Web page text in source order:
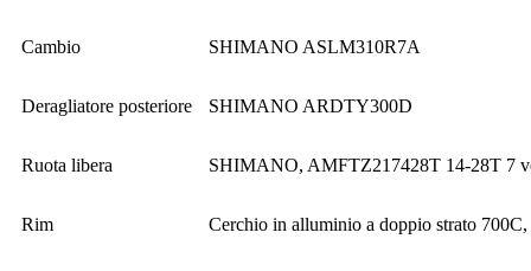
Cambio SHIMANO ASLM310R7A
Deragliatore posteriore SHIMANO ARDTY300D
Ruota libera SHIMANO, AMFTZ217428T 14-28T 7
Rim Cerchio in alluminio a doppio strato 700C,